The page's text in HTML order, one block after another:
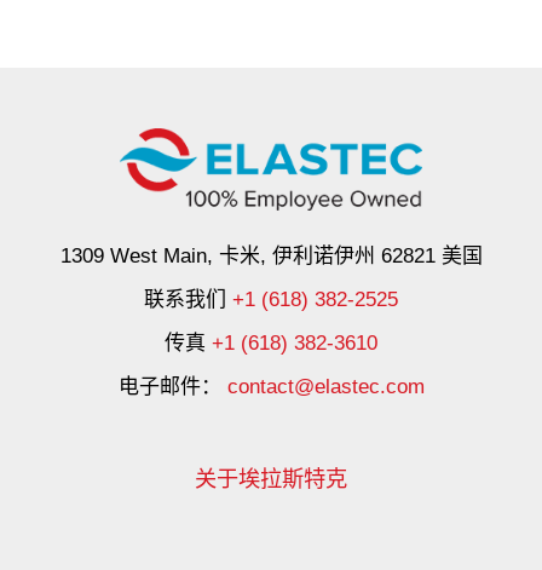
1309 West Main, 卡米, 伊利诺伊州 62821 美国
联系我们 +1 (618) 382-2525
传真 +1 (618) 382-3610
电子邮件： contact@elastec.com
关于埃拉斯特克